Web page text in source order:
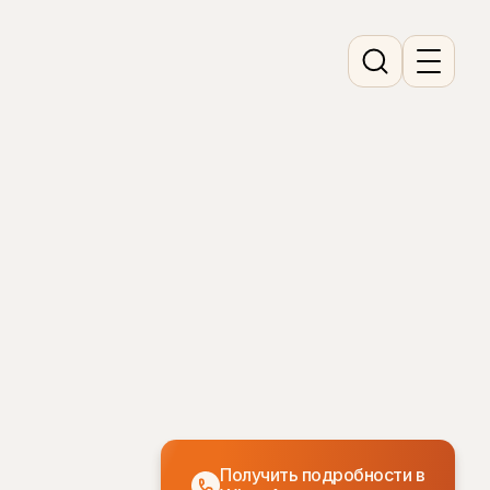
Получить подробности в